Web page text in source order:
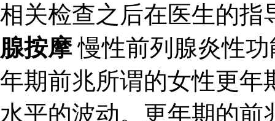
相关检查之后在医生的指
腺按摩慢性前列腺炎性
年期前兆所谓的女性更年
水平的波动。更年期的前